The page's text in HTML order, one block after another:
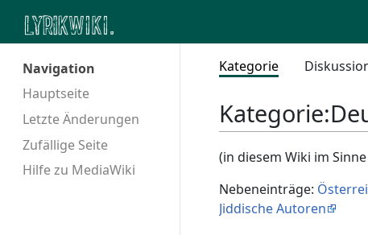
Navigation
Hauptseite
Letzte Änderungen
Zufällige Seite
Hilfe zu MediaWiki
Kategorie
Kategorie:
(in diesem Wiki im
Nebeneinträge:
Jiddische Autoren